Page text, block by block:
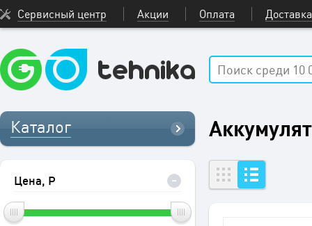
Сервисный центр Акции Оплата Доставка
Каталог
Цена, Р